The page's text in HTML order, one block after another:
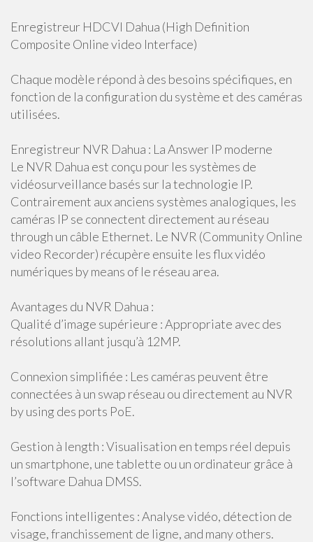
Enregistreur HDCVI Dahua (High Definition
Composite Online video Interface)
Chaque modèle répond à des besoins spécifiques, en
fonction de la configuration du système et des caméras
utilisées.
Enregistreur NVR Dahua : La Answer IP moderne
Le NVR Dahua est conçu pour les systèmes de
vidéosurveillance basés sur la technologie IP.
Contrairement aux anciens systèmes analogiques, les
caméras IP se connectent directement au réseau
through un câble Ethernet. Le NVR (Community Online
video Recorder) récupère ensuite les flux vidéo
numériques by means of le réseau area.
Avantages du NVR Dahua :
Qualité d’image supérieure : Appropriate avec des
résolutions allant jusqu’à 12MP.
Connexion simplifiée : Les caméras peuvent être
connectées à un swap réseau ou directement au NVR
by using des ports PoE.
Gestion à length : Visualisation en temps réel depuis
un smartphone, une tablette ou un ordinateur grâce à
l’software Dahua DMSS.
Fonctions intelligentes : Analyse vidéo, détection de
visage, franchissement de ligne, and many others.